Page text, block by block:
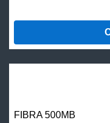
FIBRA500MB